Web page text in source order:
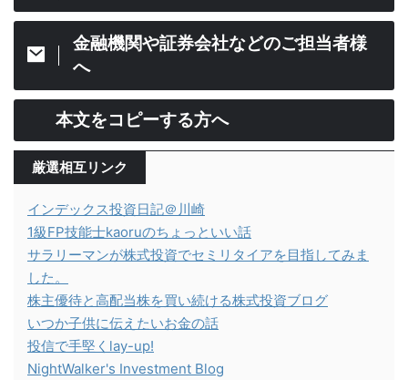
金融機関や証券会社などのご担当者様
へ
本文をコピーする方へ
厳選相互リンク
インデックス投資日記＠川崎
1級FP技能士kaoruのちょっといい話
サラリーマンが株式投資でセミリタイアを目指してみま
した。
株主優待と高配当株を買い続ける株式投資ブログ
いつか子供に伝えたいお金の話
投信で手堅くlay-up!
NightWalker's Investment Blog